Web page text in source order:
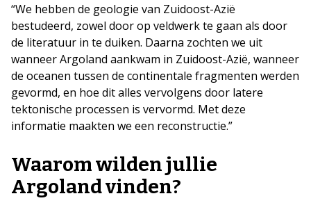
“We hebben de geologie van Zuidoost-Azië
bestudeerd, zowel door op veldwerk te gaan als door
de literatuur in te duiken. Daarna zochten we uit
wanneer Argoland aankwam in Zuidoost-Azië, wanneer
de oceanen tussen de continentale fragmenten werden
gevormd, en hoe dit alles vervolgens door latere
tektonische processen is vervormd. Met deze
informatie maakten we een reconstructie.”
Waarom wilden jullie
Argoland vinden?